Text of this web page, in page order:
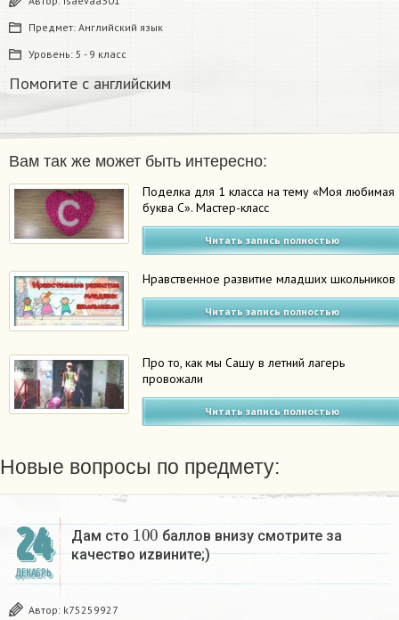
Предмет: Английский язык
Уровень: 5 - 9 класс
Помогите с английским
Вам так же может быть интересно:
Поделка для 1 класса на тему «Моя любимая
буква С». Мастер-класс
Читать запись полностью
Нравственное развитие младших школьников
Читать запись полностью
Про то, как мы Сашу в летний лагерь
провожали
Читать запись полностью
Новые вопросы по предмету:
24
ДЕКАБРЬ
Дам сто
100
баллов внизу смотрите за
качество иzвините;)
Автор: k75259927